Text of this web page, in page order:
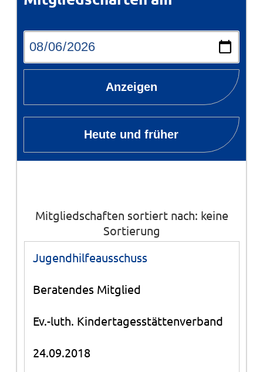
Anzeigen
Heute und früher
Mitgliedschaften sortiert nach: keine
Sortierung
Jugendhilfeausschuss
Beratendes Mitglied
Ev.-luth. Kindertagesstättenverband
24.09.2018